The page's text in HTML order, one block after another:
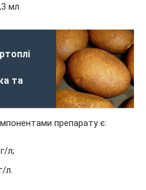
мл
та
препарату є:
л;
л.